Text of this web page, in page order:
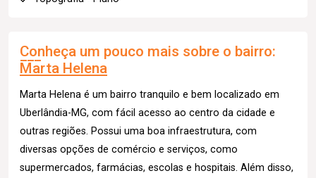
Conheça um pouco mais sobre o bairro:
Marta Helena
Marta Helena é um bairro tranquilo e bem localizado em
Uberlândia-MG, com fácil acesso ao centro da cidade e
outras regiões. Possui uma boa infraestrutura, com
diversas opções de comércio e serviços, como
supermercados, farmácias, escolas e hospitais. Além disso,